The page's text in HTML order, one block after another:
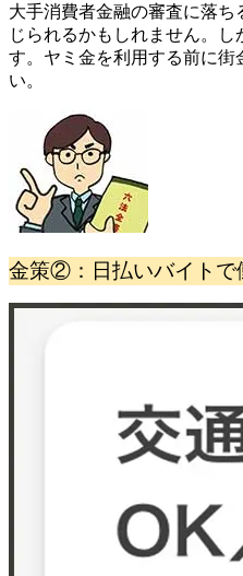
大手消費者金融の審査に落
じられるかもしれません。
す。ヤミ金を利用する前に街
い。
金策②：日払いバイトで